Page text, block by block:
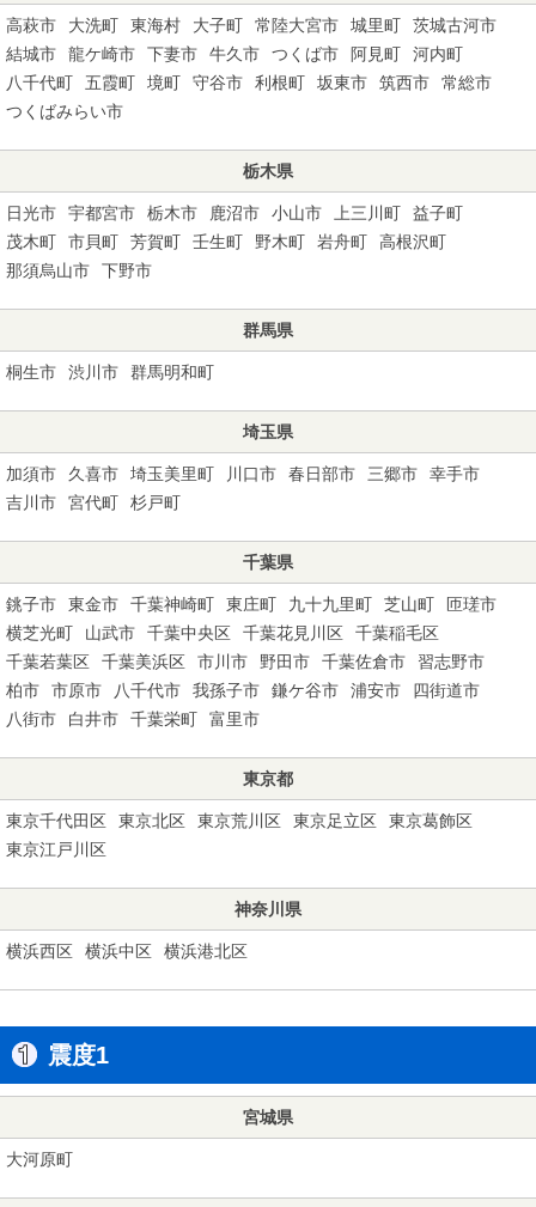
高萩市 大洗町 東海村 大子町 常陸大宮市 城里町
茨城古河市
結城市
龍ケ崎市 下妻市 牛久市 つくば市 阿見町
河内町
八千代町
五霞町 境町 守谷市 利根町 坂東市 筑西市
常総市
つくばみらい市
栃木県
日光市 宇都宮市 栃木市 鹿沼市 小山市 上三川町
益子町
茂木町
市貝町 芳賀町 壬生町 野木町 岩舟町
高根沢町
那須烏山市
下野市
群馬県
桐生市 渋川市 群馬明和町
埼玉県
加須市 久喜市 埼玉美里町 川口市 春日部市 三郷市
幸手市
吉川市
宮代町 杉戸町
千葉県
銚子市 東金市 千葉神崎町 東庄町 九十九里町 芝山町
匝瑳市
横芝光町
山武市 千葉中央区 千葉花見川区
千葉稲毛区
千葉若葉区
千葉美浜区 市川市 野田市 千葉佐倉市
習志野市
柏市
市原市 八千代市 我孫子市 鎌ケ谷市 浦安市
四街道市
八街市
白井市 千葉栄町 富里市
東京都
東京千代田区 東京北区 東京荒川区 東京足立区
東京葛飾区
東京江戸川区
神奈川県
横浜西区 横浜中区 横浜港北区
震度1
宮城県
大河原町